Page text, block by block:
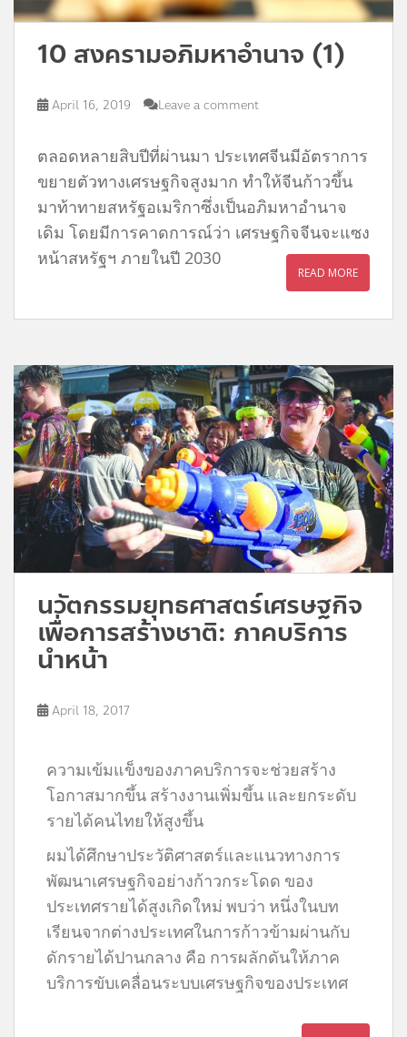
10 สงครามอภิมหาอำนาจ (1)
April 16, 2019 Leave a comment
ตลอดหลายสิบปีที่ผ่านมา ประเทศจีนมีอัตราการ
ขยายตัวทางเศรษฐกิจสูงมาก ทำให้จีนก้าวขึ้น
มาท้าทายสหรัฐอเมริกาซึ่งเป็นอภิมหาอำนาจ
เดิม โดยมีการคาดการณ์ว่า เศรษฐกิจจีนจะแซง
หน้าสหรัฐฯ ภายในปี 2030
READ MORE
นวัตกรรมยุทธศาสตร์เศรษฐกิจ
เพื่อการสร้างชาติ: ภาคบริการ
นำหน้า
April 18, 2017
ความเข้มแข็งของภาคบริการจะช่วยสร้าง
โอกาสมากขึ้น สร้างงานเพิ่มขึ้น และยกระดับ
รายได้คนไทยให้สูงขึ้น
ผมได้ศึกษาประวัติศาสตร์และแนวทางการ
พัฒนาเศรษฐกิจอย่างก้าวกระโดด ของ
ประเทศรายได้สูงเกิดใหม่ พบว่า หนึ่งในบท
เรียนจากต่างประเทศในการก้าวข้ามผ่านกับ
ดักรายได้ปานกลาง คือ การผลักดันให้ภาค
บริการขับเคลื่อนระบบเศรษฐกิจของประเทศ